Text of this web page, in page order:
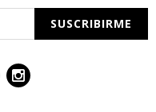
SUSCRIBIRME
